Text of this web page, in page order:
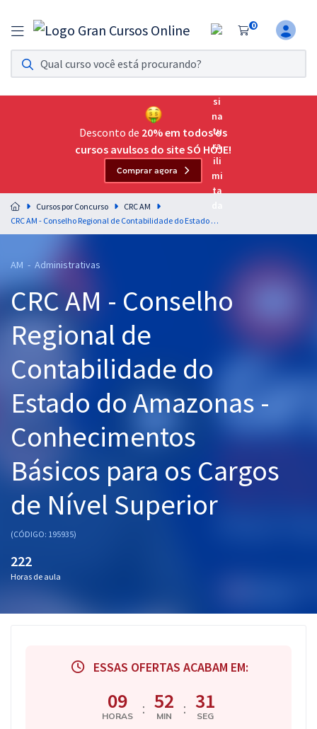
0
Assinatura Ilimitada 11
Acesso a todos os cursos. Teste grátis por 7 dias!
Assinatura OAB Até Passar
Acesso ilimitado a toda preparação para o Exame da
Residências Multiprofissionais
Preparação completa e intensiva para as principais
residências em saúde do Brasil
Cursos 20% OFF
Pós
Graduação
OAB
Mentorias
Questões grátis
Conteúdo gratuito
Desconto de 20% em todos os
cursos avulsos do site SÓ HOJE!
Comprar agora
Cursos por Concurso
CRC AM
CRC AM - Conselho Regional de Contabilidade do Estado do Amazonas - Conhecimentos Básicos para os Cargos de Nível Superior
AM - Administrativas
CRC AM - Conselho
Regional de
Contabilidade do
Estado do Amazonas -
Conhecimentos
Básicos para os Cargos
de Nível Superior
(CÓDIGO: 195935)
222
Horas de aula
ESSAS OFERTAS ACABAM EM:
09
HORAS : 52
MIN : 30
SEG